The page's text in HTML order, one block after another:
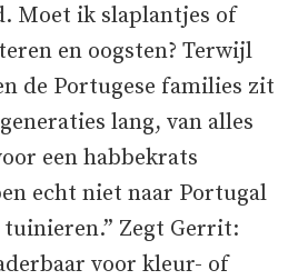
Moet ik slaplantjes of
en oogsten? Terwijl
de Portugese families zit
lang, van alles
een habbekrats
echt niet naar Portugal
tuinieren.” Zegt Gerrit:
voor kleur- of